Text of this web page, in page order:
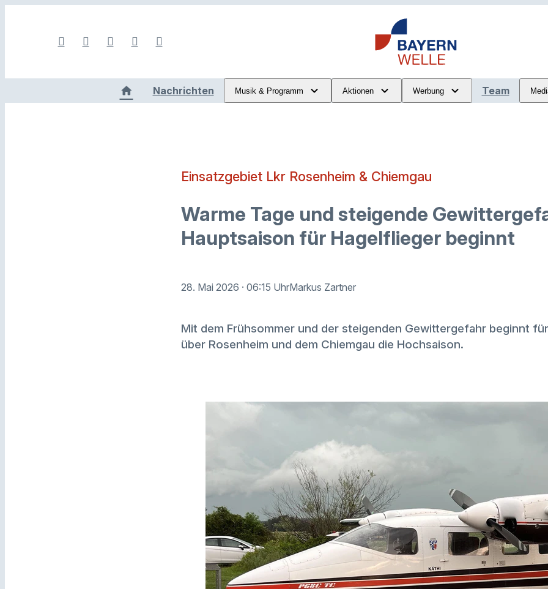
Nachrichten Musik & Programm Aktionen Werbung Team
Einsatzgebiet Lkr Rosenheim & Chiemgau
Warme Tage und steigende
Hauptsaison für Hagelflieger beginnt
28. Mai 2026 · 06:15 UhrMarkus Zartner
Mit dem Frühsommer und der steigenden Gewittergefahr beginnt
über Rosenheim und dem Chiemgau die Hochsaison.